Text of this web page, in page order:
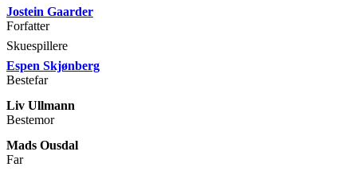
Jostein Gaarder
Forfatter
Skuespillere
Espen Skjønberg
Bestefar
Liv Ullmann
Bestemor
Mads Ousdal
Far